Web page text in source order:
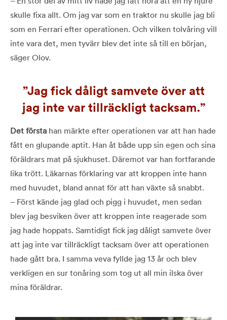
skulle fixa allt. Om jag var som en traktor nu skulle jag bli
som en Ferrari efter operationen. Och vilken tolvåring vill
inte vara det, men tyvärr blev det inte så till en början,
säger Olov.
Jag fick dåligt samvete över att
jag inte var tillräckligt tacksam.
Det första han märkte efter operationen var att han hade
fått en glupande aptit. Han åt både upp sin egen och sina
föräldrars mat på sjukhuset. Däremot var han fortfarande
lika trött. Läkarnas förklaring var att kroppen inte hann
med huvudet, bland annat för att han växte så snabbt.
– Först kände jag glad och pigg i huvudet, men sedan
blev jag besviken över att kroppen inte reagerade som
jag hade hoppats. Samtidigt fick jag dåligt samvete över
att jag inte var tillräckligt tacksam över att operationen
hade gått bra. I samma veva fyllde jag 13 år och blev
verkligen en sur tonåring som tog ut all min ilska över
mina föräldrar.